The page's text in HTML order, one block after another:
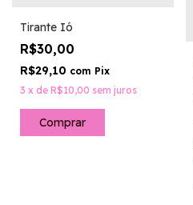
Tirante Ió
R$30,00
R$29,10 com Pix
3 x de R$10,00 sem juros